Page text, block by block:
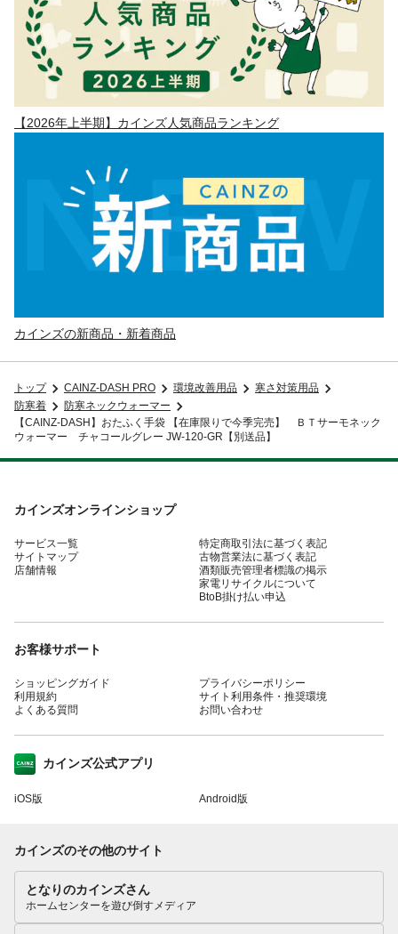
【2026年上半期】カインズ人気商品ランキング
カインズの新商品・新着商品
トップ CAINZ-DASH PRO 環境改善用品
寒さ対策用品
防寒着
防寒ネックウォーマー
【CAINZ-DASH】おたふく手袋 【在庫限りで今季完売】 ＢＴサーモネック
ウォーマー チャコールグレー JW-120-GR【別送品】
カインズオンラインショップ
サービス一覧
サイトマップ
店舗情報
特定商取引法に基づく表記
古物営業法に基づく表記
酒類販売管理者標識の掲示
家電リサイクルについて
BtoB掛け払い申込
お客様サポート
ショッピングガイド
利用規約
よくある質問
プライバシーポリシー
サイト利用条件・推奨環境
お問い合わせ
カインズ公式アプリ
iOS版 Android版
カインズのその他のサイト
となりのカインズさん
ホームセンターを遊び倒すメディア